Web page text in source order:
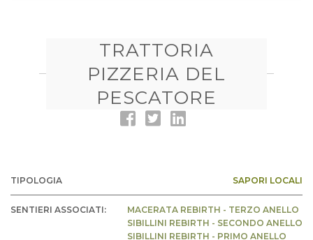
TRATTORIA
PIZZERIA DEL
PESCATORE
TIPOLOGIA SAPORI LOCALI
SENTIERI ASSOCIATI:
MACERATA REBIRTH - TERZO ANELLO
SIBILLINI REBIRTH - SECONDO ANELLO
SIBILLINI REBIRTH - PRIMO ANELLO